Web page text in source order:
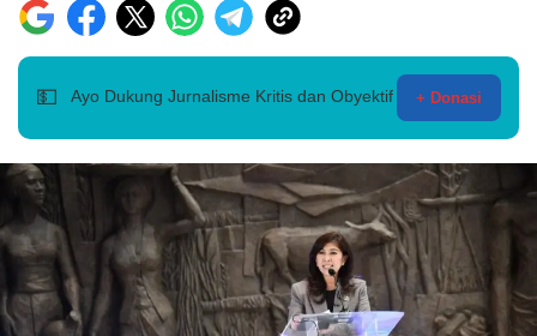
💵 Ayo Dukung Jurnalisme Kritis dan Obyektif + Donasi